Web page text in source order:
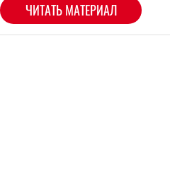
ЧИТАТЬ МАТЕРИАЛ